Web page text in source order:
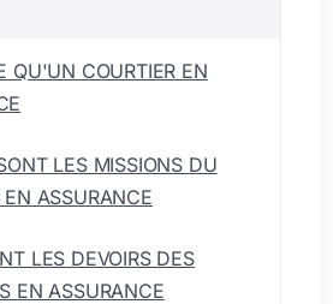
QU'UN COURTIER EN
LES MISSIONS DU
EN ASSURANCE
LES DEVOIRS DES
EN ASSURANCE